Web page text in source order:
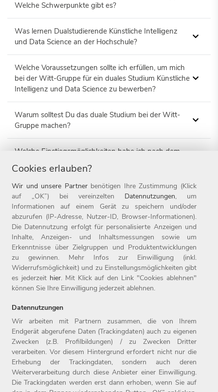
Welche Schwerpunkte gibt es?
Was lernen Dualstudierende Künstliche Intelligenz
und Data Science an der Hochschule?
Welche Voraussetzungen sollte ich erfüllen, um mich
bei der Witt-Gruppe für ein duales Studium Künstliche
Intelligenz und Data Science zu bewerben?
Warum solltest Du das duale Studium bei der Witt-
Gruppe machen?
Welche Einstiegsmöglichkeiten habe ich nach dem
STARTE DURCH BEI DER WITT-
GRUPPE!
Job finden!
Home
Arbeitgeber
Benefits
Jobs
Initiativbewerbung
Kontakt
Compliance
Datenschutz
Impressum
Cookies erlauben?
Wir und unsere Partnerbenötigen Ihre Zustimmung (Klick
auf „OK”) bei vereinzelten Datennutzungen, um
Informationen auf einem Gerät zu speichern und/oder
abzurufen (IP-Adresse, Nutzer-ID, Browser-Informationen).
Die Datennutzung erfolgt für personalisierte Anzeigen und
Inhalte, Anzeigen- und Inhaltsmessungen sowie um
Erkenntnisse über Zielgruppen und Produktentwicklungen
zu gewinnen. Mehr Infos zur Einwilligung (inkl.
Widerrufsmöglichkeit) und zu Einstellungsmöglichkeiten gibt
es jederzeit hier. Mit Klick auf den Link "Cookies ablehnen"
können Sie Ihre Einwilligung jederzeit ablehnen.
Datennutzungen
Wir arbeiten mit Partnern zusammen, die von Ihrem
Endgerät abgerufene Daten (Trackingdaten) auch zu eigenen
Zwecken (z.B. Profilbildungen) / zu Zwecken Dritter
verarbeiten. Vor diesem Hintergrund erfordert nicht nur die
Erhebung der Trackingdaten, sondern auch deren
Weiterverarbeitung durch diese Anbieter einer Einwilligung.
Die Trackingdaten werden erst dann erhoben, wenn Sie auf